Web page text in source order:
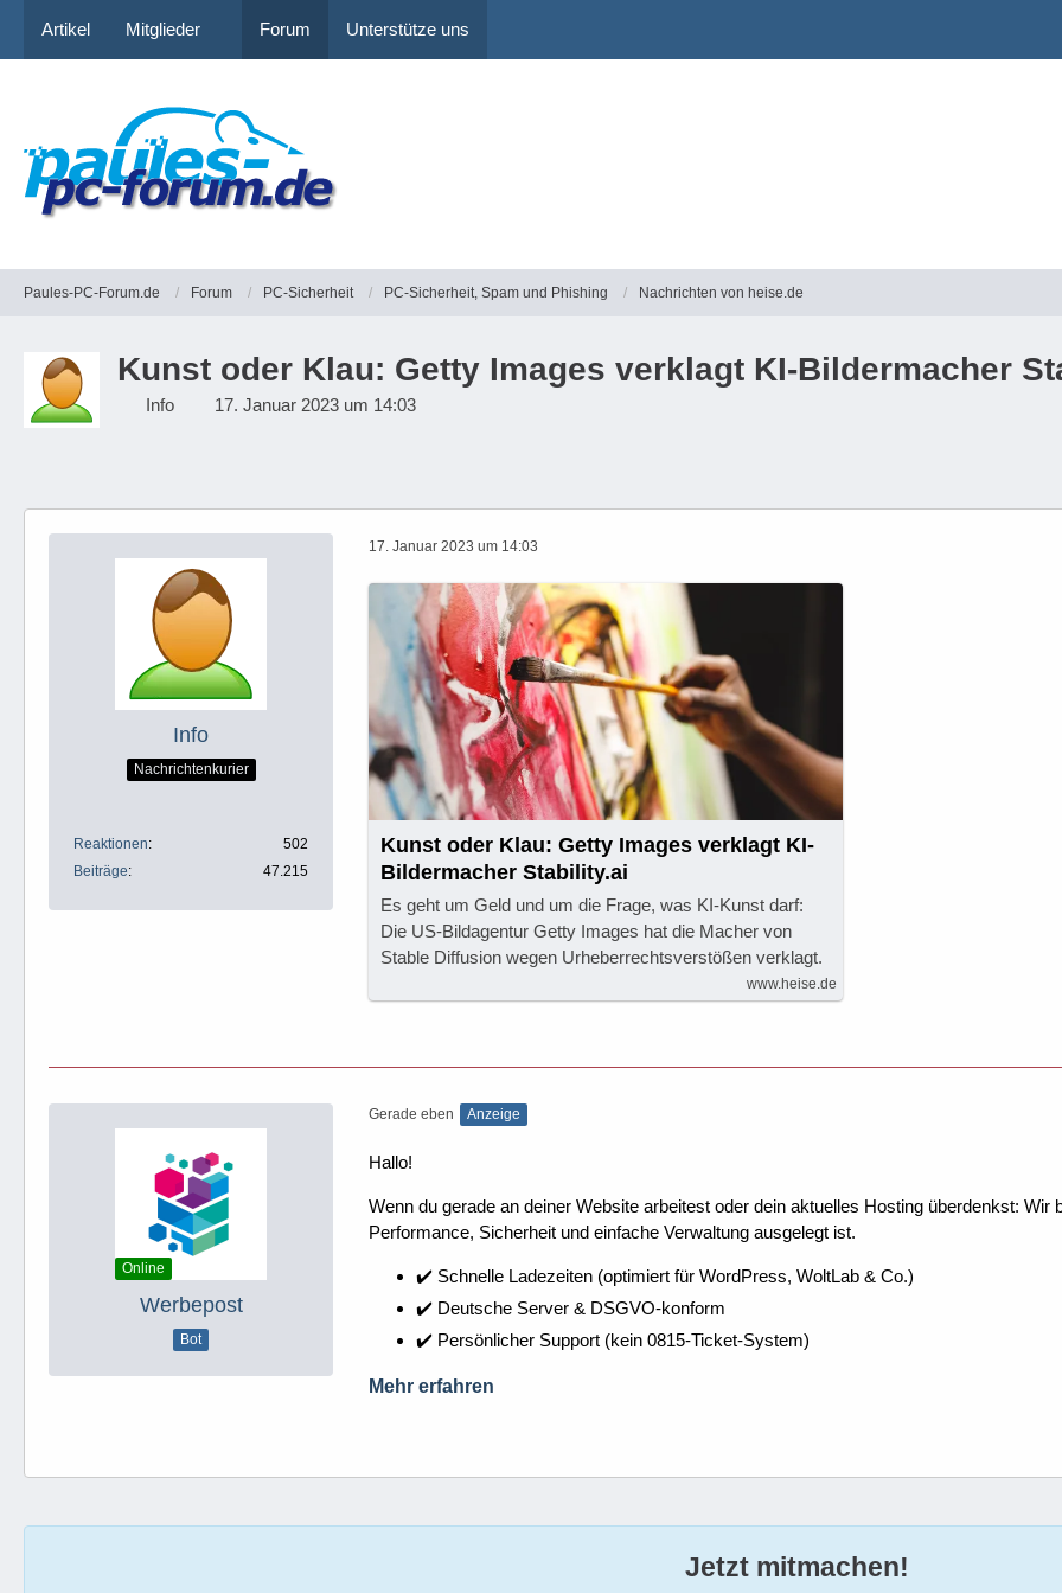
Artikel Mitglieder Forum Unterstütze uns
Paules-PC-Forum.de Forum PC-Sicherheit PC-Sicherheit, Spam und Phishing Nachrichten von heise.de
Kunst oder Klau: Getty Images verklagt KI-Bildermacher
Info 17. Januar 2023 um 14:03
Info
Nachrichtenkurier
Reaktionen
502
Beiträge
47.215
17. Januar 2023 um 14:03
Kunst oder Klau: Getty Images verklagt KI-
Bildermacher Stability.ai
Es geht um Geld und um die Frage, was KI-Kunst darf:
Die US-Bildagentur Getty Images hat die Macher von
Stable Diffusion wegen Urheberrechtsverstößen verklagt.
www.heise.de
Online
Werbepost
Bot
Gerade eben Anzeige
Hallo!
Wenn du gerade an deiner Website arbeitest oder dein aktuelles Hosting überdenkst:
Performance, Sicherheit und einfache Verwaltung ausgelegt ist.
✔️ Schnelle Ladezeiten (optimiert für WordPress, WoltLab & Co.)
✔️ Deutsche Server & DSGVO-konform
✔️ Persönlicher Support (kein 0815-Ticket-System)
Mehr erfahren
Jetzt mitmachen!